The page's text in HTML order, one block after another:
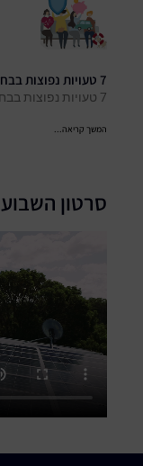
7 טעויות נפוצות בבחירת ביטוח – ואיך להימנע מהן
7 טעויות נפוצות בבחירת ביטוח – ואיך להימנע מהן
המשך קריאה...
סרטון השבוע